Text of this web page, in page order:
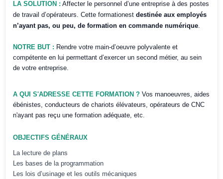
LA SOLUTION : Affecter le personnel d’une entreprise à des postes
de travail d’opérateurs. Cette formationest destinée aux employés
n’ayant pas, ou peu, de formation en commande numérique.
NOTRE BUT : Rendre votre main-d’oeuvre polyvalente et
compétente en lui permettant d’exercer un second métier, au sein
de votre entreprise.
A QUI S'ADRESSE CETTE FORMATION ? Vos manoeuvres, aides
ébénistes, conducteurs de chariots élévateurs, opérateurs de CNC
n'ayant pas reçu une formation adéquate, etc.
OBJECTIFS GÉNÉRAUX
La lecture de plans
Les bases de la programmation
Les lois d’usinage et les outils mécaniques